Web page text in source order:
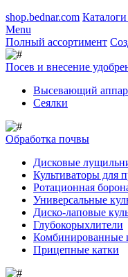
shop.bednar.com
Menu
Полный ассортимент
Посев и внесение
Высевающий
Сеялки
Обработка почвы
Дисковые
Культиваторы для
Ротационная
Универсальные
Диско-лаповые
Глубокорыхлители
Комбинированные
Прицепные катки